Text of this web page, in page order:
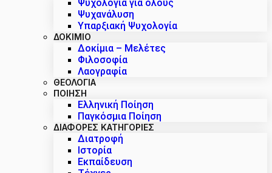
Ψυχολογία για όλους
Ψυχανάλυση
Υπαρξιακή Ψυχολογία
ΔΟΚΊΜΙΟ
Δοκίμια – Μελέτες
Φιλοσοφία
Λαογραφία
ΘΕΟΛΟΓΙΑ
ΠΟΙΗΣΗ
Ελληνική Ποίηση
Παγκόσμια Ποίηση
ΔΙΑΦΟΡΕΣ ΚΑΤΗΓΟΡΙΕΣ
Διατροφή
Ιστορία
Εκπαίδευση